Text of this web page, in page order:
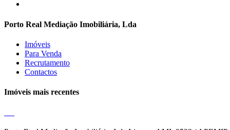
Porto Real Mediação Imobiliária, Lda
Imóveis
Para Venda
Recrutamento
Contactos
Imóveis mais recentes